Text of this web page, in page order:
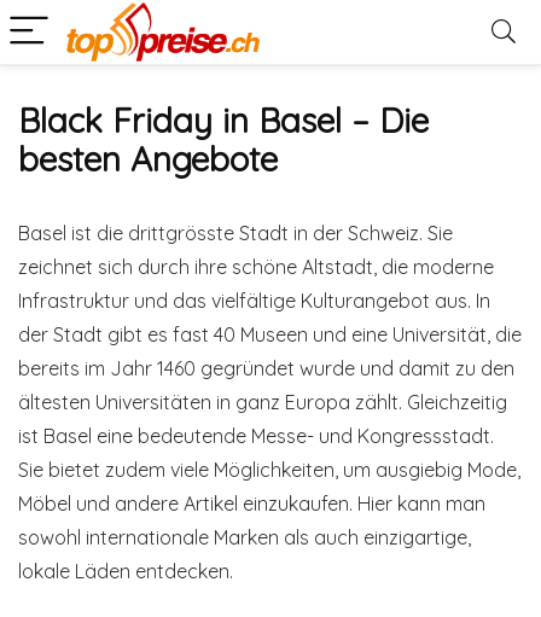
Black Friday in Basel – Die
besten Angebote
Basel ist die drittgrösste Stadt in der Schweiz. Sie
zeichnet sich durch ihre schöne Altstadt, die moderne
Infrastruktur und das vielfältige Kulturangebot aus. In
der Stadt gibt es fast 40 Museen und eine Universität, die
bereits im Jahr 1460 gegründet wurde und damit zu den
ältesten Universitäten in ganz Europa zählt. Gleichzeitig
ist Basel eine bedeutende Messe- und Kongressstadt.
Sie bietet zudem viele Möglichkeiten, um ausgiebig Mode,
Möbel und andere Artikel einzukaufen. Hier kann man
sowohl internationale Marken als auch einzigartige,
lokale Läden entdecken.